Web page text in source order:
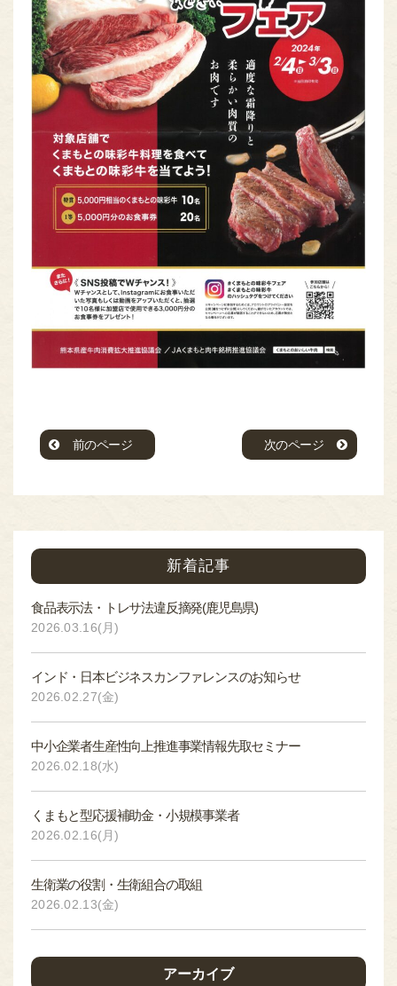
前のページ 次のページ
新着記事
食品表示法・トレサ法違反摘発(鹿児島県)
2026.03.16(月)
インド・日本ビジネスカンファレンスのお知らせ
2026.02.27(金)
中小企業者生産性向上推進事業情報先取セミナー
2026.02.18(水)
くまもと型応援補助金・小規模事業者
2026.02.16(月)
生衛業の役割・生衛組合の取組
2026.02.13(金)
アーカイブ
組合員専用ページ
ONLY
nikuren@ninus.ocn.ne.jp
096-372-4994
電話
受付
平日(土日祝休み)
9:00〜17:00